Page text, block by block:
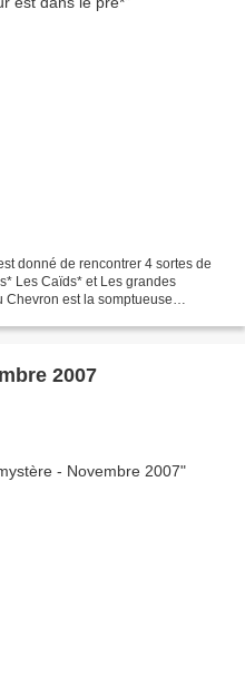
donné de rencontrer 4 sortes de
Les Caïds* et Les grandes
est la somptueuse
2007